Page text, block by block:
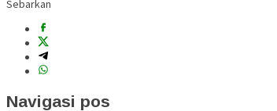
Sebarkan
Navigasi pos